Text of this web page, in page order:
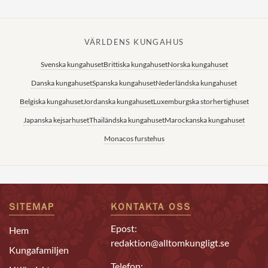
VÄRLDENS KUNGAHUS
Svenska kungahusetBrittiska kungahusetNorska kungahuset
Danska kungahusetSpanska kungahusetNederländska kungahuset
Belgiska kungahusetJordanska kungahusetLuxemburgska storhertighuset
Japanska kejsarhusetThailändska kungahusetMarockanska kungahuset
Monacos furstehus
SITEMAP
Hem
Kungafamiljen
KONTAKTA OSS
Epost:
redaktion@alltomkungligt.se